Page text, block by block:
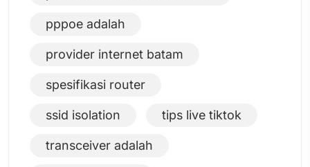
pppoe adalah
provider internet batam
spesifikasi router
ssid isolation tips live tiktok
transceiver adalah